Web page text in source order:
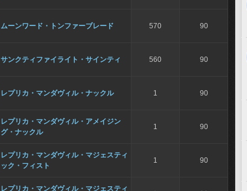
ムーンワード・トンファーブレード 570 90
サンクティファイライト・サインティ 560 90
レプリカ・マンダヴィル・ナックル 1 90
レプリカ・マンダヴィル・アメイジン
グ・ナックル
1 90
レプリカ・マンダヴィル・マジェスティ
ック・フィスト
1 90
レプリカ・マンダヴィル・マジェスティ